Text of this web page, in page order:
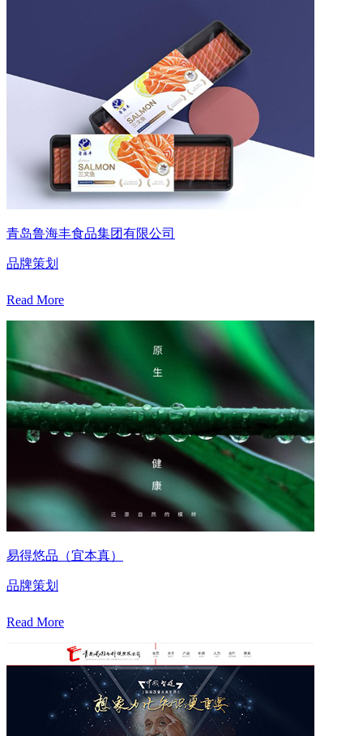
青岛鲁海丰食品集团有限公司
品牌策划
Read More
易得悠品（宜本真）
品牌策划
Read More